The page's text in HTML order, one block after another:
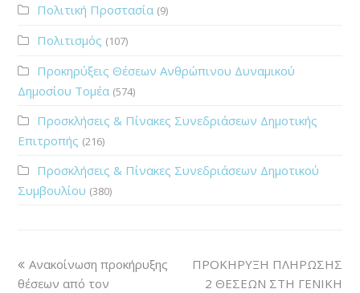
Πολιτική Προστασία (9)
Πολιτισμός (107)
Προκηρύξεις Θέσεων Ανθρώπινου Δυναμικού
Δημοσίου Τομέα (574)
Προσκλήσεις & Πίνακες Συνεδριάσεων Δημοτικής
Επιτροπής (216)
Προσκλήσεις & Πίνακες Συνεδριάσεων Δημοτικού
Συμβουλίου (380)
Ανακοίνωση προκήρυξης
θέσεων από τον
ΠΡΟΚΗΡΥΞΗ ΠΛΗΡΩΣΗΣ
2 ΘΕΣΕΩΝ ΣΤΗ ΓΕΝΙΚΗ